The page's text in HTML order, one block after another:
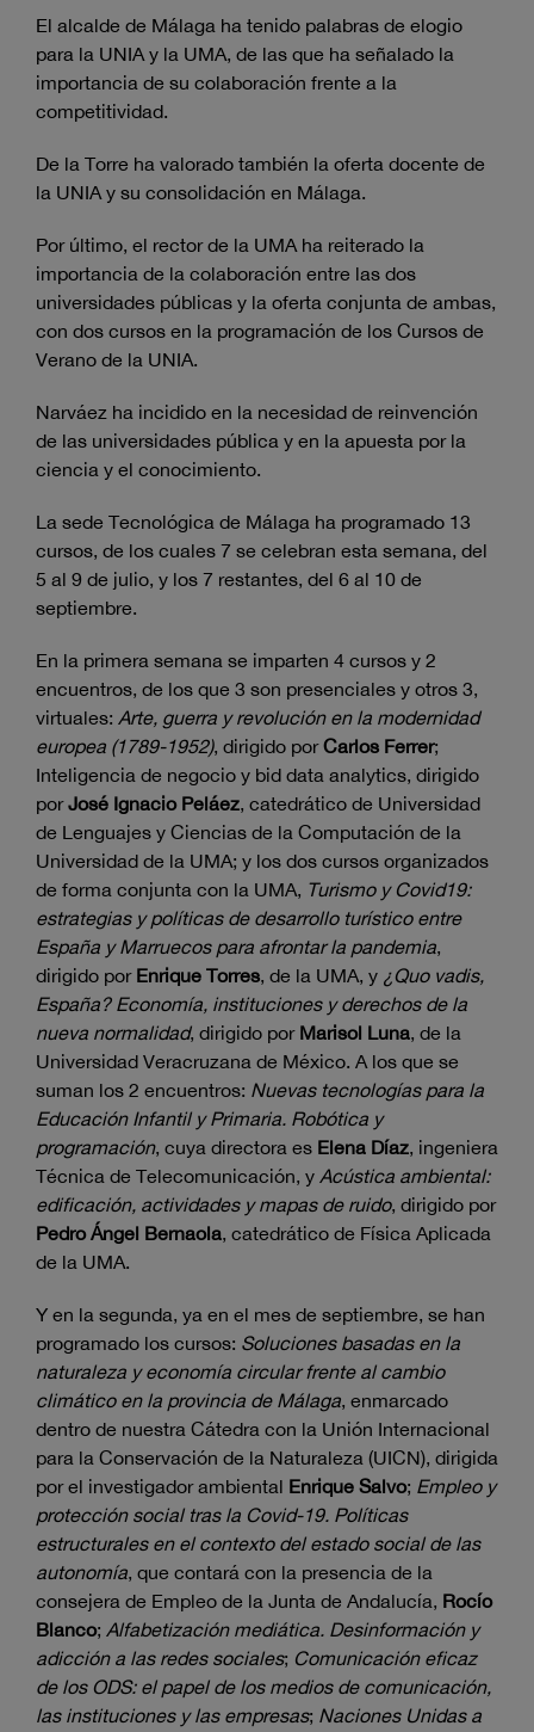
El alcalde de Málaga ha tenido palabras de elogio
para la UNIA y la UMA, de las que ha señalado la
importancia de su colaboración frente a la
competitividad.
De la Torre ha valorado también la oferta docente de
la UNIA y su consolidación en Málaga.
Por último, el rector de la UMA ha reiterado la
importancia de la colaboración entre las dos
universidades públicas y la oferta conjunta de ambas,
con dos cursos en la programación de los Cursos de
Verano de la UNIA.
Narváez ha incidido en la necesidad de reinvención
de las universidades pública y en la apuesta por la
ciencia y el conocimiento.
La sede Tecnológica de Málaga ha programado 13
cursos, de los cuales 7 se celebran esta semana, del
5 al 9 de julio, y los 7 restantes, del 6 al 10 de
septiembre.
En la primera semana se imparten 4 cursos y 2
encuentros, de los que 3 son presenciales y otros 3,
virtuales: Arte, guerra y revolución en la modernidad
europea (1789-1952), dirigido porCarlos Ferrer;
Inteligencia de negocio y bid data analytics, dirigido
porJosé Ignacio Peláez, catedrático de Universidad
de Lenguajes y Ciencias de la Computación de la
Universidad de la UMA; y los dos cursos organizados
de forma conjunta con la UMA, Turismo y Covid19:
estrategias y políticas de desarrollo turístico entre
España y Marruecos para afrontar la pandemia,
dirigido por Enrique Torres, de la UMA, y ¿Quo vadis,
España? Economía, instituciones y derechos de la
nueva normalidad, dirigido por Marisol Luna, de la
Universidad Veracruzana de México. A los que se
suman los 2 encuentros: Nuevas tecnologías para la
Educación Infantil y Primaria. Robótica y
programación, cuya directora es Elena Díaz, ingeniera
Técnica de Telecomunicación, y Acústica ambiental:
edificación, actividades y mapas de ruido, dirigido por
Pedro Ángel Bernaola, catedrático de Física Aplicada
de la UMA.
Y en la segunda, ya en el mes de septiembre, se han
programado los cursos: Soluciones basadas en la
naturaleza y economía circular frente al cambio
climático en la provincia de Málaga, enmarcado
dentro de nuestra Cátedra con la Unión Internacional
para la Conservación de la Naturaleza (UICN), dirigida
por el investigador ambiental Enrique Salvo; Empleo y
protección social tras la Covid-19. Políticas
estructurales en el contexto del estado social de las
autonomía, que contará con la presencia de la
consejera de Empleo de la Junta de Andalucía, Rocío
Blanco; Alfabetización mediática. Desinformación y
adicción a las redes sociales; Comunicación eficaz
de los ODS: el papel de los medios de comunicación,
las instituciones y las empresas; Naciones Unidas a